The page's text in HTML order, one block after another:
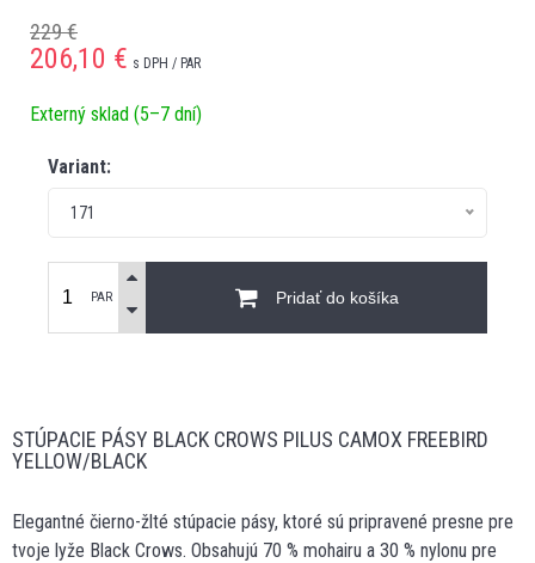
229 €
206,10 € s DPH / PAR
Externý sklad (5–7 dní)
Variant:
171
PAR Pridať do košíka
STÚPACIE PÁSY BLACK CROWS PILUS CAMOX FREEBIRD
YELLOW/BLACK
Elegantné čierno-žlté stúpacie pásy, ktoré sú pripravené presne pre
tvoje lyže Black Crows. Obsahujú 70 % mohairu a 30 % nylonu pre